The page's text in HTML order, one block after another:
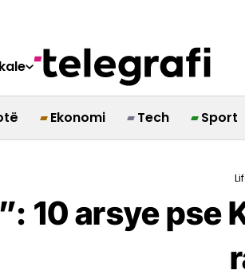
Ekonomi Tech Sport
10 arsye pse